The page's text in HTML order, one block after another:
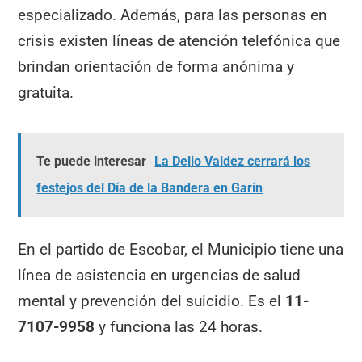
especializado. Además, para las personas en
crisis existen líneas de atención telefónica que
brindan orientación de forma anónima y
gratuita.
Te puede interesar La Delio Valdez cerrará los
festejos del Día de la Bandera en Garín
En el partido de Escobar, el Municipio tiene una
línea de asistencia en urgencias de salud
mental y prevención del suicidio. Es el 11-
7107-9958 y funciona las 24 horas.